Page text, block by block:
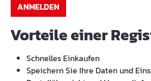
ANMELDEN
Vorteile einer
Schnelles Einkaufen
Speichern Sie Ihre Daten und